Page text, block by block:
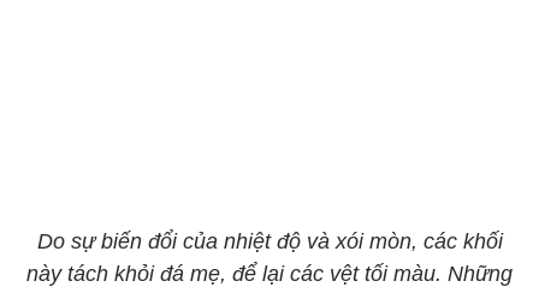
Do sự biến đổi của nhiệt độ và xói mòn, các khối
này tách khỏi đá mẹ, để lại các vệt tối màu. Những